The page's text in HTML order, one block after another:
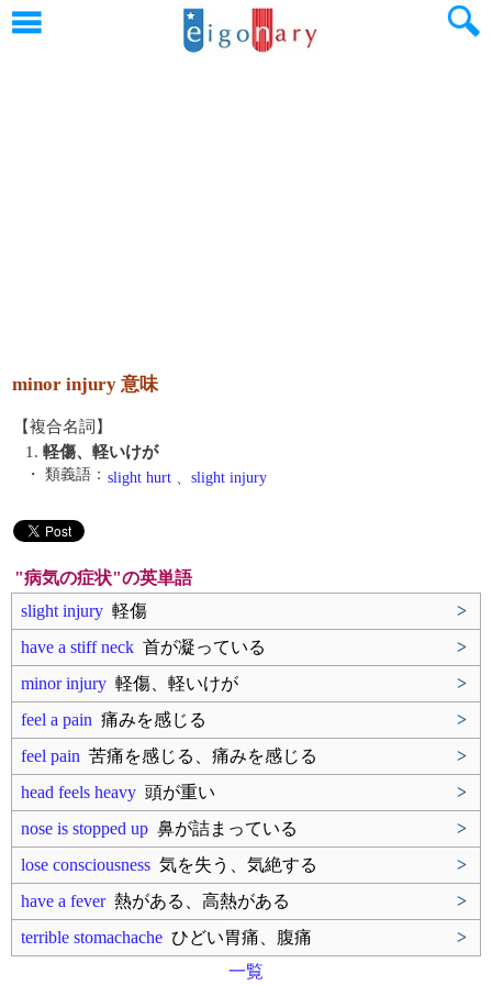
minor injury 意味
【複合名詞】
1. 軽傷、軽いけが
・ 類義語： slight hurt 、 slight injury
"病気の症状"の英単語
slight injury 軽傷
>
have a stiff neck 首が凝っている
>
minor injury 軽傷、軽いけが
>
feel a pain 痛みを感じる
>
feel pain 苦痛を感じる、痛みを感じる
>
head feels heavy 頭が重い
>
nose is stopped up 鼻が詰まっている
>
lose consciousness 気を失う、気絶する
>
have a fever熱がある、高熱がある
>
terrible stomachache ひどい胃痛、腹痛
>
一覧